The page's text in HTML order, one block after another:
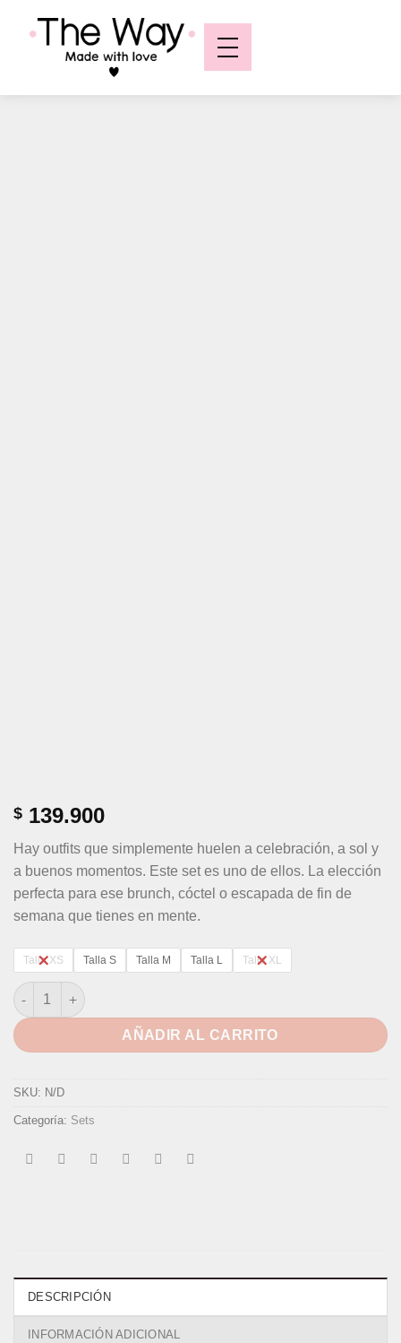
$ 139.900
Hay outfits que simplemente huelen a celebración, a sol y
a buenos momentos. Este set es uno de ellos. La elección
perfecta para ese brunch, cóctel o escapada de fin de
semana que tienes en mente.
Talla XS Talla S Talla M Talla L Talla XL
AÑADIR AL CARRITO
SKU: N/D
Categoría: Sets
DESCRIPCIÓN
INFORMACIÓN ADICIONAL